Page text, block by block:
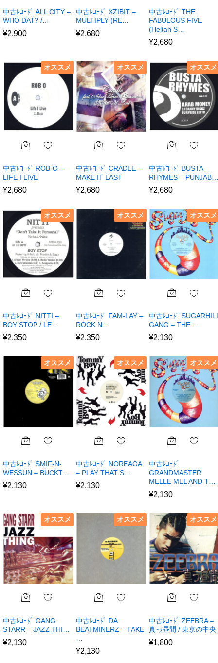
中古ﾚｺｰﾄﾞ ALL CITY –
WHO DAT? /…
¥2,900
中古ﾚｺｰﾄﾞ XZIBIT –
MULTIPLY (RE…
¥2,680
中古ﾚｺｰﾄﾞ THE
FABULOUS FIVE
(Heltah S…
¥2,680
オススメ
中古ﾚｺｰﾄﾞ ROB-O –
LIFE I LIVE
¥2,680
オススメ
中古ﾚｺｰﾄﾞ CRADLE –
MAKE IT LAST
¥2,680
オススメ
中古ﾚｺｰﾄﾞ BUSTA
RHYMES – PUNJAB…
¥2,680
オススメ
中古ﾚｺｰﾄﾞ NITTI –
BOY STOP / LE…
¥2,350
オススメ
中古ﾚｺｰﾄﾞ FAM-LAY –
ROCK N̵…
¥2,350
オススメ
中古ﾚｺｰﾄﾞ
GANG – THE …
¥2,130
オススメ
中古ﾚｺｰﾄﾞ SMIF-N-
WESSUN – BUCKT…
¥2,130
オススメ
中古ﾚｺｰﾄﾞ NOREAGA
– PLAY THAT S…
¥2,130
オススメ
中古ﾚｺｰﾄﾞ
GRANDMASTER
MELLE MEL AND T…
¥2,130
オススメ
中古ﾚｺｰﾄﾞ GANG
STARR – JAZZ THI…
¥2,130
オススメ
中古ﾚｺｰﾄﾞ DA
BEATMINERZ – TAKE
¥2,130
オススメ
中古ﾚｺｰﾄﾞ ZEEBRA –
真っ昼間 / 東京の中央
¥1,800